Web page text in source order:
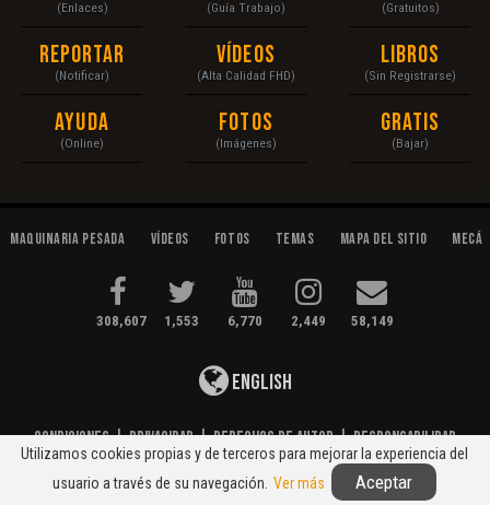
(Enlaces)
Reportar
(Notificar)
Ayuda
(Online)
(Guía Trabajo)
Vídeos
(Alta Calidad FHD)
Fotos
(Imágenes)
(Gratuitos)
Libros
(Sin Registrarse)
Gratis
(Bajar)
Maquinaria Pesada Vídeos Fotos Temas Mapa del Sitio
308,607 1,553 6,770 2,449 58,149
English
Condiciones|Privacidad|Derechos de Autor|Responsabilidad
© 2020 Maquinaria Pesada. Operación, Mecánica, Mantenimiento...
Utilizamos cookies propias y de terceros para mejorar la experiencia del
usuario a través de su navegación. Ver más Aceptar